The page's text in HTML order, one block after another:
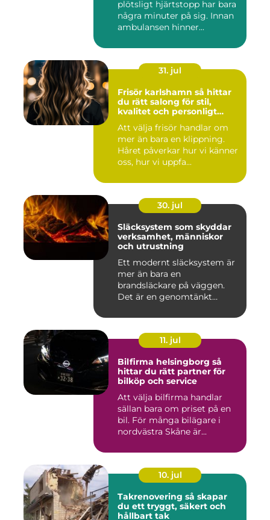
plötsligt hjärtstopp har bara
några minuter på sig. Innan
ambulansen hinner...
31. jul
Frisör karlshamn så hittar
du rätt salong för stil,
kvalitet och personligt
Att välja frisör handlar om
mer än bara en klippning.
Håret påverkar hur vi känner
oss, hur vi uppfa...
30. jul
Släcksystem som skyddar
verksamhet, människor
och utrustning
Ett modernt släcksystem är
mer än bara en
brandsläckare på väggen.
Det är en genomtänkt
11. jul
Bilfirma helsingborg så
hittar du rätt partner för
bilköp och service
Att välja bilfirma handlar
sällan bara om priset på en
bil. För många bilägare i
nordvästra Skåne är...
10. jul
Takrenovering så skapar
du ett tryggt, säkert och
hållbart tak